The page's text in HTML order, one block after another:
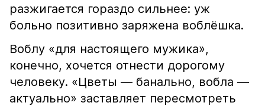
разжигается гораздо сильнее: уж
больно позитивно заряжена воблёшка.
Воблу «для настоящего мужика»,
конечно, хочется отнести дорогому
человеку. «Цветы — банально, вобла —
актуально» заставляет пересмотреть